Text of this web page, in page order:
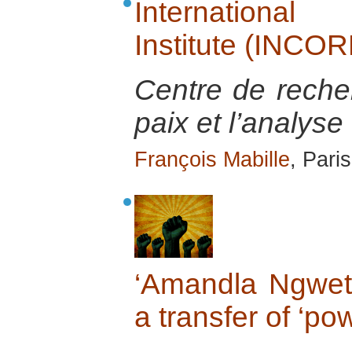
International
Institute
Centre de
paix et
François Mabille,
‘Amandla
a transfer of